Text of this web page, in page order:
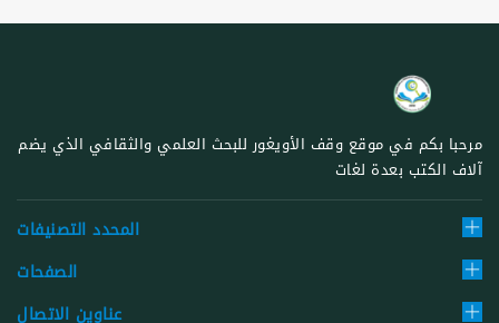
مرحبا بكم في موقع وقف الأويغور للبحث العلمي والثقافي الذي يضم
آلاف الكتب بعدة لغات
المحدد التصنيفات
الصفحات
عناوين الاتصال